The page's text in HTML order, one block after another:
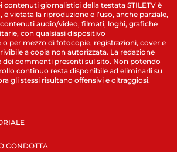
contenuti giornalistici della testata STILETV è
vietata la riproduzione e l’uso, anche parziale,
audio/video, filmati, loghi, grafiche
con qualsiasi dispositivo
per mezzo di fotocopie, registrazioni, cover e
a copia non autorizzata. La redazione
dei commenti presenti sul sito. Non potendo
continuo resta disponibile ad eliminarli su
gli stessi risultano offensivi e oltraggiosi.
CONDOTTA